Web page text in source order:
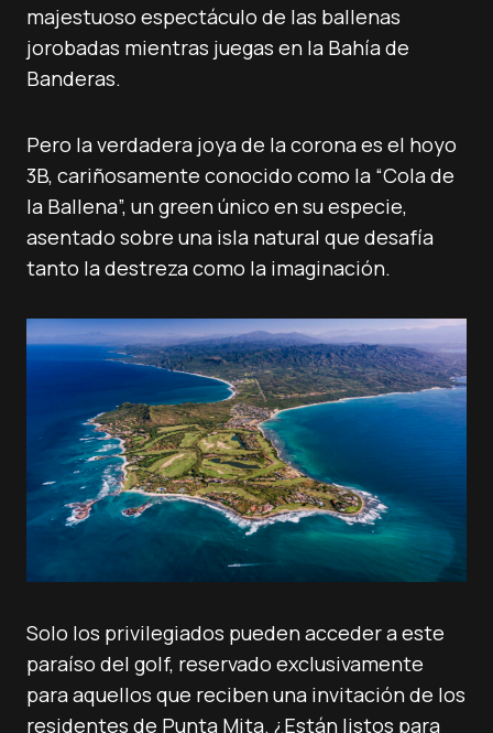
majestuoso espectáculo de las ballenas
jorobadas mientras juegas en la Bahía de
Banderas.
Pero la verdadera joya de la corona es el hoyo
3B, cariñosamente conocido como la “Cola de
la Ballena”, un green único en su especie,
asentado sobre una isla natural que desafía
tanto la destreza como la imaginación.
Solo los privilegiados pueden acceder a este
paraíso del golf, reservado exclusivamente
para aquellos que reciben una invitación de los
residentes de Punta Mita. ¿Están listos para